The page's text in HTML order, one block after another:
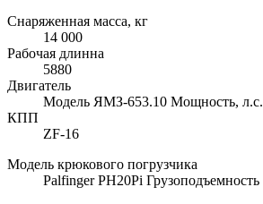
Снаряженная масса, кг
14 000
Рабочая длинна
5880
Двигатель
Модель ЯМЗ-653.10 Мощность,
КПП
ZF-16
Модель крюкового погрузчика
Palfinger PH20Pi Грузоподъемность